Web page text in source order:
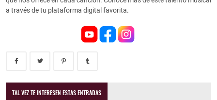
a través de tu plataforma digital favorita.
TAL VEZ TE INTERESEN ESTAS ENTRADAS